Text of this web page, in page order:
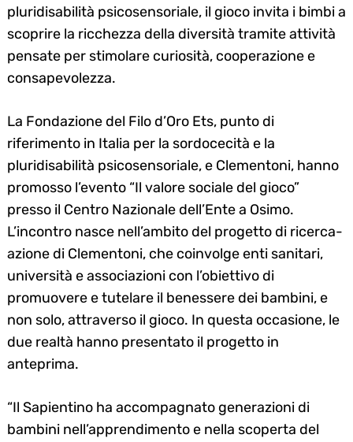
pluridisabilità psicosensoriale, il gioco invita i bimbi a
scoprire la ricchezza della diversità tramite attività
pensate per stimolare curiosità, cooperazione e
consapevolezza.
La Fondazione del Filo d’Oro Ets, punto di
riferimento in Italia per la sordocecità e la
pluridisabilità psicosensoriale, e Clementoni, hanno
promosso l’evento “Il valore sociale del gioco”
presso il Centro Nazionale dell’Ente a Osimo.
L’incontro nasce nell’ambito del progetto di ricerca-
azione di Clementoni, che coinvolge enti sanitari,
università e associazioni con l’obiettivo di
promuovere e tutelare il benessere dei bambini, e
non solo, attraverso il gioco. In questa occasione, le
due realtà hanno presentato il progetto in
anteprima.
“Il Sapientino ha accompagnato generazioni di
bambini nell’apprendimento e nella scoperta del